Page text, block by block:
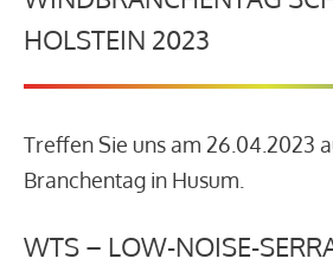
HOLSTEIN 2023
Treffen Sie uns am 26.04.2023
Branchentag in Husum.
WTS – LOW-NOISE-